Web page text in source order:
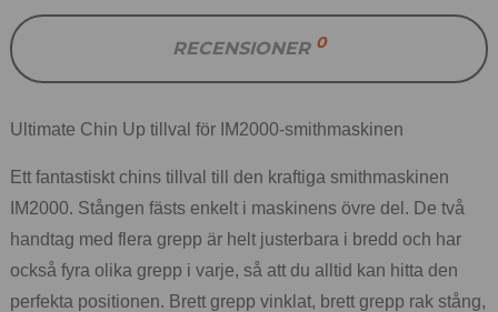
RECENSIONER 0
Ultimate Chin Up tillval för IM2000-smithmaskinen
Ett fantastiskt chins tillval till den kraftiga smithmaskinen
IM2000. Stången fästs enkelt i maskinens övre del. De två
handtag med flera grepp är helt justerbara i bredd och har
också fyra olika grepp i varje, så att du alltid kan hitta den
perfekta positionen. Brett grepp vinklat, brett grepp rak stång,